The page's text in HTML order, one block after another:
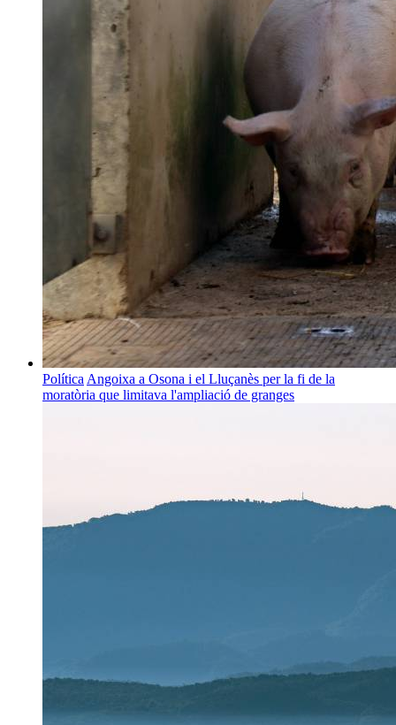
Política Angoixa a Osona i el Lluçanès per la fi de la
moratòria que limitava l'ampliació de granges